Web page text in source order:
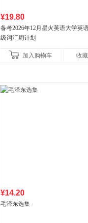
¥19.80
备考2026年12月星火英语大学英
级词汇周计划
加入购物车 收藏
¥14.20
毛泽东选集